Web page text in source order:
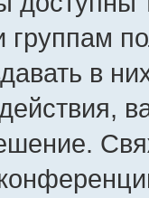
группам
в